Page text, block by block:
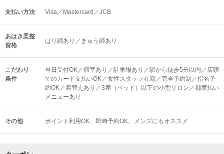
支払い方法 Visa／Mastercard／JCB
あはき柔整
資格
はり師あり／きゅう師あり
こだわり
条件
当日受付OK／個室あり／駐車場あり／駅から徒歩5分以内／店頭
でのカード支払いOK／女性スタッフ在籍／完全予約制／指名予
約OK／着替えあり／3席（ベッド）以下の小型サロン／都度払い
メニューあり
その他 ポイント利用OK 即時予約OK メンズにもオススメ